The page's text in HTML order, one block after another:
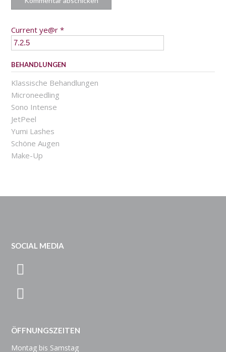
Current ye@r *
BEHANDLUNGEN
Klassische Behandlungen
Microneedling
Sono Intense
JetPeel
Yumi Lashes
Schöne Augen
Make-Up
SOCIAL MEDIA
ÖFFNUNGSZEITEN
Montag bis Samstag